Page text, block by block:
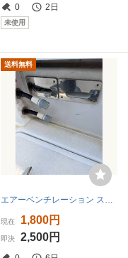
0
2日
未使用
送料無料
エアーベンチレーション ステンレス
現在 1,800円
即決 2,500円